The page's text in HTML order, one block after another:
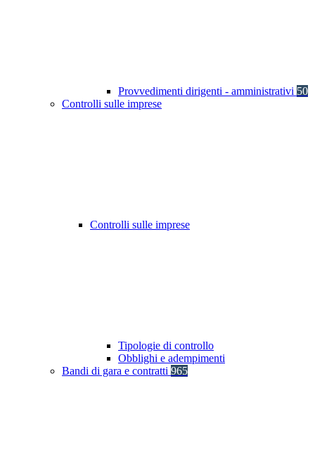
Provvedimenti dirigenti - amministrativi 50
Controlli sulle imprese
Controlli sulle imprese
Tipologie di controllo
Obblighi e adempimenti
Bandi di gara e contratti 965